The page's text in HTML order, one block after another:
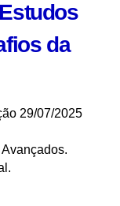
da
29/07/2025